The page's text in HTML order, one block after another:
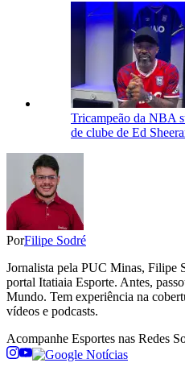
Tricampeão da NBA
de clube de Ed
PorFilipe Sodré
Jornalista pela PUC Minas, Filipe
portal Itatiaia Esporte. Antes,
Mundo. Tem experiência na
vídeos e podcasts.
Acompanhe Esportes nas Redes